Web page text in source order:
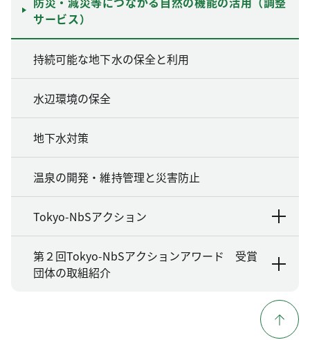
サービス）
持続可能な地下水の保全と利用
水辺環境の保全
地下水対策
温泉の開発・維持管理と災害防止
Tokyo-NbSアクション
第２回Tokyo-NbSアクションアワード 受賞
団体の取組紹介